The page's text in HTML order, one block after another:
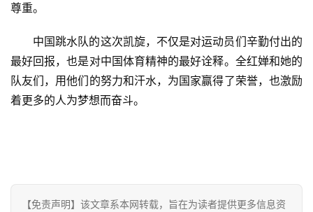
商
业
活
尊重。
中国跳水队的这次凯旋，不仅是对运动员们辛勤付出的
最好回报，也是对中国体育精神的最好诠释。全红婵和她的
队友们，用他们的努力和汗水，为国家赢得了荣誉，也激励
着更多的人为梦想而奋斗。
【免责声明】该文章系本网转载，旨在为读者提供更多信息资